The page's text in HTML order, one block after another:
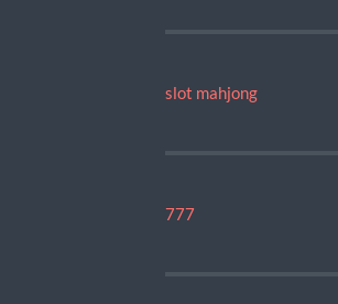
slot mahjong
777